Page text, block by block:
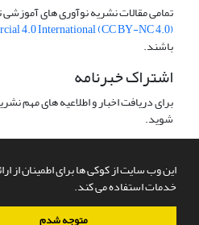
این وب سایت از کوکی ها برای اطمینان از
خدمات استفاده می کند.
متوجه شدم
تمامی مقالات نشریه نوآوری های
4.0 International (CC BY-NC 4.0)
باشند.
اشتراک خبرنامه
برای دریافت اخبار و اطلاعیه های مهم
شوید.